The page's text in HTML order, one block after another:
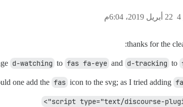
22 أبريل 2019، 6:04م 4
thanks for the
d-watching to fas fa-eye and d-tracking to
one add the fas icon to the svg; as I tried adding